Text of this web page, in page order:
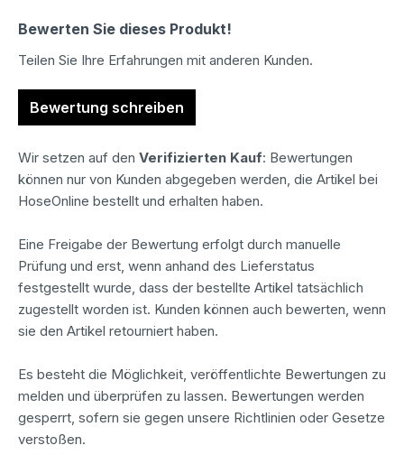
Bewerten Sie dieses Produkt!
Teilen Sie Ihre Erfahrungen mit anderen Kunden.
Bewertung schreiben
Wir setzen auf den Verifizierten Kauf: Bewertungen
können nur von Kunden abgegeben werden, die Artikel bei
HoseOnline bestellt und erhalten haben.
Eine Freigabe der Bewertung erfolgt durch manuelle
Prüfung und erst, wenn anhand des Lieferstatus
festgestellt wurde, dass der bestellte Artikel tatsächlich
zugestellt worden ist. Kunden können auch bewerten, wenn
sie den Artikel retourniert haben.
Es besteht die Möglichkeit, veröffentlichte Bewertungen zu
melden und überprüfen zu lassen. Bewertungen werden
gesperrt, sofern sie gegen unsere Richtlinien oder Gesetze
verstoßen.